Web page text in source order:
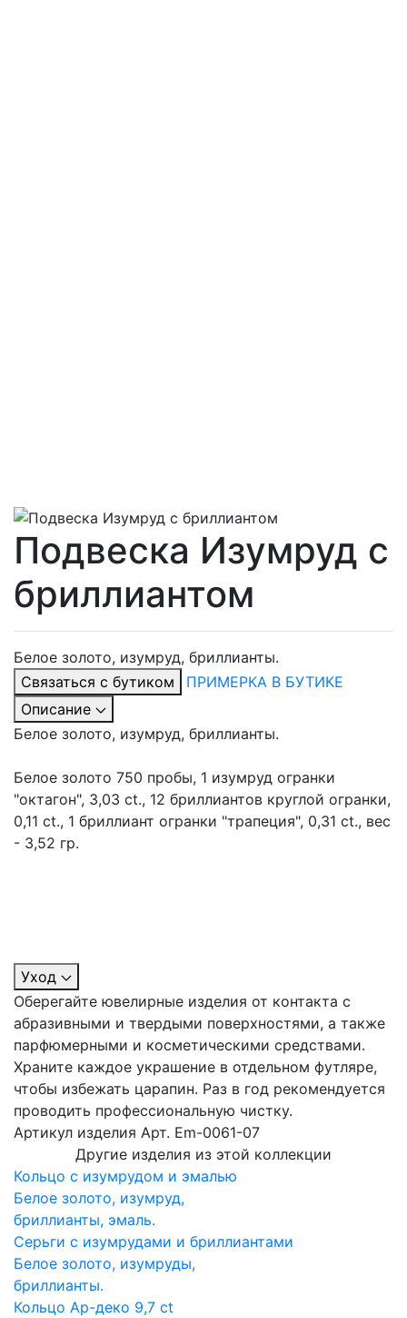
Подвеска Изумруд с
бриллиантом
Белое золото, изумруд, бриллианты.
Связаться с бутиком
ПРИМЕРКА В БУТИКЕ
Описание
Белое золото, изумруд, бриллианты.
Белое золото 750 пробы, 1 изумруд огранки
"октагон", 3,03 ct., 12 бриллиантов круглой огранки,
0,11 ct., 1 бриллиант огранки "трапеция", 0,31 ct., вес
- 3,52 гр.
Уход
Оберегайте ювелирные изделия от контакта с
абразивными и твердыми поверхностями, а также
парфюмерными и косметическими средствами.
Храните каждое украшение в отдельном футляре,
чтобы избежать царапин. Раз в год рекомендуется
проводить профессиональную чистку.
Артикул изделия Арт. Em-0061-07
Другие изделия из этой коллекции
Кольцо с изумрудом и эмалью
Белое золото, изумруд,
бриллианты, эмаль.
Серьги с изумрудами и бриллиантами
Белое золото, изумруды,
бриллианты.
Кольцо Ар-деко 9,7 ct